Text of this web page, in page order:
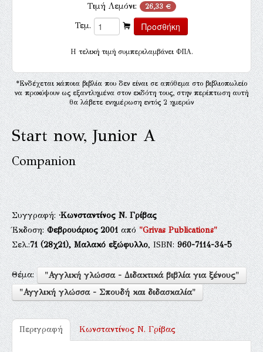
Τιμή Λεμόνι: 26,33 €
Τεμ.
H τελική τιμή συμπεριλαμβάνει ΦΠΑ.
*Ενδέχεται κάποια βιβλία που δεν είναι σε απόθεμα στο βιβλιοπωλείο
να προκύψουν ως εξαντλημένα στον εκδότη τους, στην περίπτωση αυτή
θα λάβετε ενημέρωση εντός 2 ημερών
Start now, Junior A
Companion
Συγγραφή:·Κωνσταντίνος Ν. Γρίβας
Έκδοση:Φεβρουάριος 2001από"Grivas Publications"
Σελ.:71(28χ21), Μαλακό εξώφυλλο, ISBN:960-7114-34-5
Θέμα:
"Αγγλική γλώσσα - Διδακτικά βιβλία για ξένους"
"Αγγλική γλώσσα - Σπουδή και διδασκαλία"
Περιγραφή Κωνσταντίνος Ν. Γρίβας